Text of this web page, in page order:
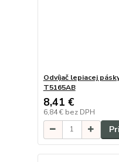
Odvíjač lepiacej
T5165AB
8,41 €
6,84 € bez DPH